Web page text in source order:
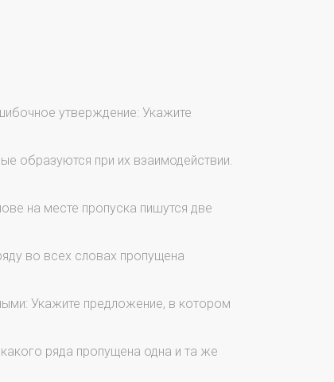
утверждение: Укажите
образуются при их взаимодействии.
на месте пропуска пишутся две
во всех словах пропущена
Укажите предложение, в котором
ряда пропущена одна и та же